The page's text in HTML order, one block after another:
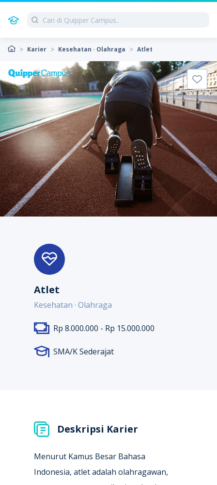
Karier Kesehatan · Olahraga Atlet
Atlet
Kesehatan · Olahraga
Rp 8.000.000 - Rp 15.000.000
SMA/K Sederajat
Deskripsi Karier
Menurut Kamus Besar Bahasa
Indonesia, atlet adalah olahragawan,